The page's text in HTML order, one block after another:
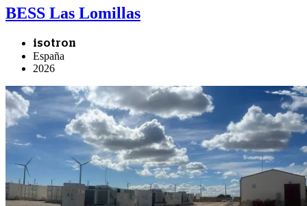
BESS Las Lomillas
isotron
España
2026